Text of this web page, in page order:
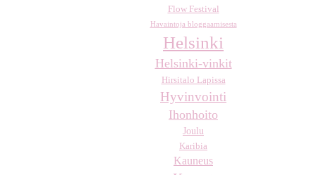
Flow Festival
Havaintoja bloggaamisesta
Helsinki
Helsinki-vinkit
Hirsitalo Lapissa
Hyvinvointi
Ihonhoito
Joulu
Karibia
Kauneus